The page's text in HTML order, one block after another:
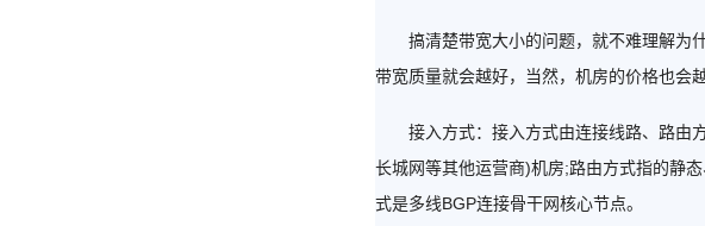
搞清楚带宽大小的问题，就不难理解为什
带宽质量就会越好，当然，机房的价格也会越
接入方式：接入方式由连接线路、路由方
长城网等其他运营商)机房;路由方式指的静
式是多线BGP连接骨干网核心节点。